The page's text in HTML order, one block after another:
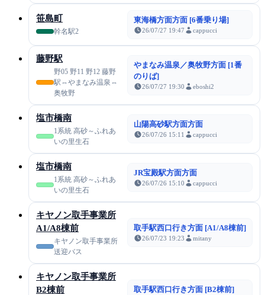
笹島町
幹名駅2
東海橋方面方面 [6番乗り場]
26/07/27 19:47 cappucci
藤野駅
野05 野11 野12 藤野
駅⇔やまなみ温泉⇔
奥牧野
やまなみ温泉／奥牧野方面 [1番
のりば]
26/07/27 19:30 eboshi2
塩市橋南
1系統 高砂～ふれあ
いの里生石
山陽高砂駅方面方面
26/07/26 15:11 cappucci
塩市橋南
1系統 高砂～ふれあ
いの里生石
JR宝殿駅方面方面
26/07/26 15:10 cappucci
キヤノン取手事業所
A1/A8棟前
キヤノン取手事業所
送迎バス
取手駅西口行き方面 [A1/A8棟前]
26/07/23 19:23 mitany
キヤノン取手事業所
B2棟前
取手駅西口行き方面 [B2棟前]